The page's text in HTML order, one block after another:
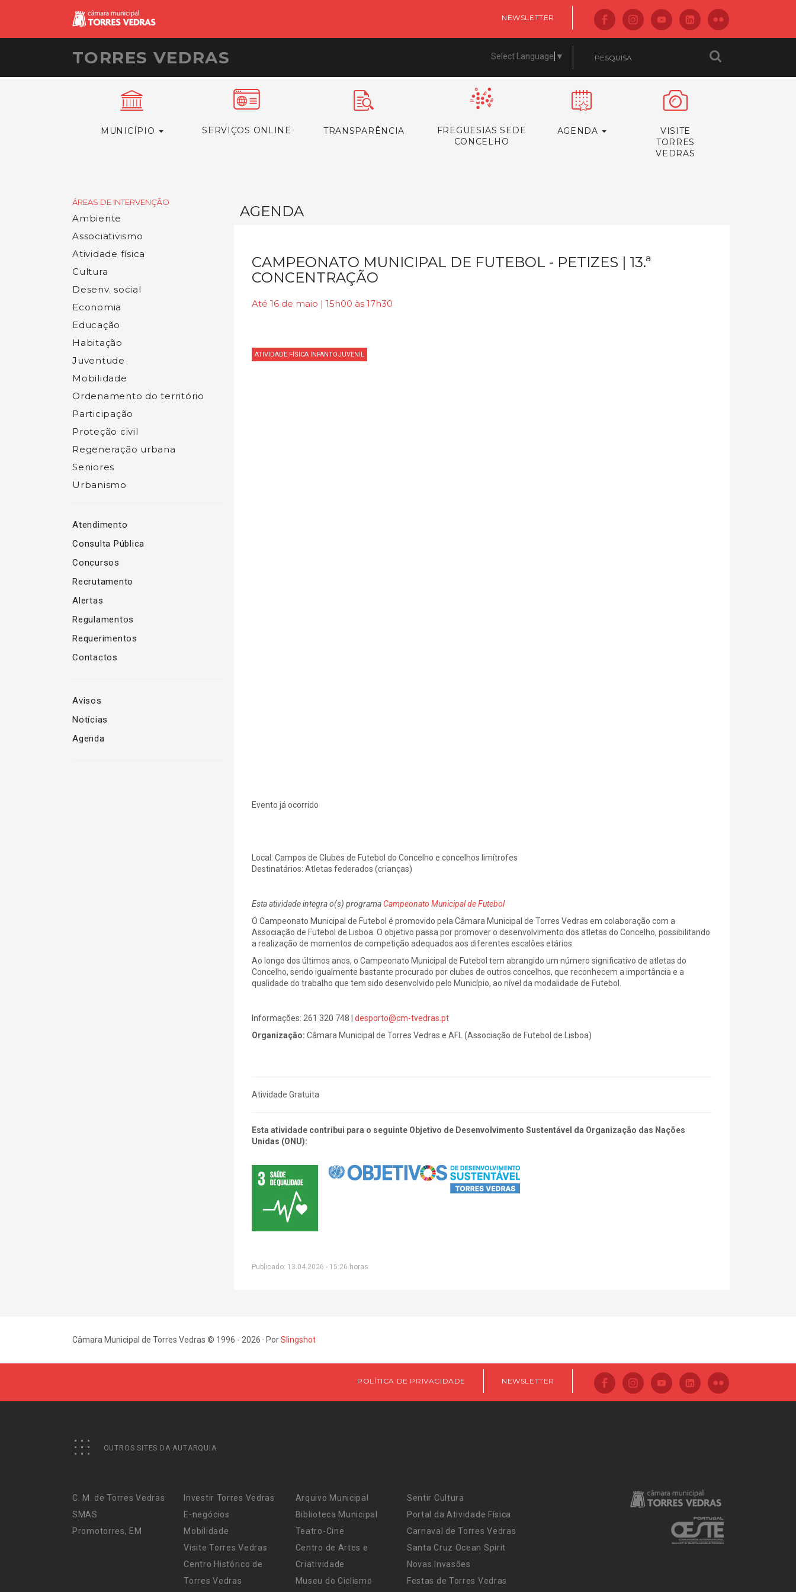
NEWSLETTER
TORRES VEDRAS Select Language ▼
MUNICÍPIO SERVIÇOS ONLINE TRANSPARÊNCIA
FREGUESIAS SEDE
CONCELHO
AGENDA
VISITE
TORRES
VEDRAS
ÁREAS DE INTERVENÇÃO
Ambiente
Associativismo
Atividade física
Cultura
Desenv. social
Economia
Educação
Habitação
Juventude
Mobilidade
Ordenamento do território
Participação
Proteção civil
Regeneração urbana
Seniores
Urbanismo
Atendimento
Consulta Pública
Concursos
Recrutamento
Alertas
Regulamentos
Requerimentos
Contactos
Avisos
Notícias
Agenda
AGENDA
CAMPEONATO MUNICIPAL DE FUTEBOL - PETIZES | 13.ª
CONCENTRAÇÃO
Até 16 de maio | 15h00 às 17h30
ATIVIDADE FÍSICA INFANTOJUVENIL
Evento já ocorrido
Local: Campos de Clubes de Futebol do Concelho e concelhos limítrofes
Destinatários: Atletas federados (crianças)
Esta atividade integra o(s) programaCampeonato Municipal de Futebol
O Campeonato Municipal de Futebol é promovido pela Câmara Municipal de Torres Vedras em colaboração com a
Associação de Futebol de Lisboa. O objetivo passa por promover o desenvolvimento dos atletas do Concelho, possibilitando
a realização de momentos de competição adequados aos diferentes escalões etários.
Ao longo dos últimos anos, o Campeonato Municipal de Futebol tem abrangido um número significativo de atletas do
Concelho, sendo igualmente bastante procurado por clubes de outros concelhos, que reconhecem a importância e a
qualidade do trabalho que tem sido desenvolvido pelo Município, ao nível da modalidade de Futebol.
Informações: 261 320 748 | desporto@cm-tvedras.pt
Organização: Câmara Municipal de Torres Vedras e AFL (Associação de Futebol de Lisboa)
Atividade Gratuita
Esta atividade contribui para o seguinte Objetivo de Desenvolvimento Sustentável da Organização das Nações
Unidas (ONU):
Publicado: 13.04.2026 - 15:26 horas
Câmara Municipal de Torres Vedras © 1996 - 2026 · PorSlingshot
POLÍTICA DE PRIVACIDADE NEWSLETTER
OUTROS SITES DA AUTARQUIA
C. M. de Torres Vedras
SMAS
Promotorres, EM
Investir Torres Vedras
E-negócios
Mobilidade
Visite Torres Vedras
Centro Histórico de
Torres Vedras
Arquivo Municipal
Biblioteca Municipal
Teatro-Cine
Centro de Artes e
Criatividade
Museu do Ciclismo
Sentir Cultura
Portal da Atividade Física
Carnaval de Torres Vedras
Santa Cruz Ocean Spirit
Novas Invasões
Festas de Torres Vedras